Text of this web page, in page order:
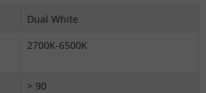
Dual White
2700K-6500K
> 90